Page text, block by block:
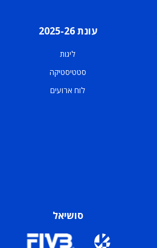
עונת 2025-26
ליגות
סטטיסטיקה
לוח ארועים
סושיאל